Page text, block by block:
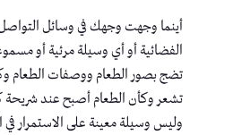
أينما وجهت وجهك في وسائل التواصل
الفضائية أو أي وسيلة مرئية أو
تضج بصور الطعام ووصفات الطعام
تشعر وكأن الطعام أصبح عند شريحة
وليس وسيلة معينة على الاستمرار في